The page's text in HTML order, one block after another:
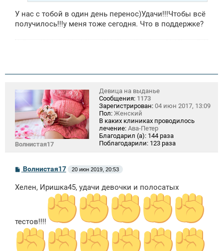
У нас с тобой в один день перенос)Удачи!!!Чтобы всё
получилось!!!у меня тоже сегодня. Что в поддержке?
Волнистая17
Девица на выданье
Сообщения: 1173
Зарегистрирован: 04 июн 2017, 13:09
Пол: Женский
В каких клиниках проводилось
лечение: Ава-Петер
Благодарил (а): 144 раза
Поблагодарили: 123 раза
С
б
е
Волнистая17 20 июн 2019, 20:53
Хелен, Иришка45, удачи девочки и полосатых
тестов!!!!